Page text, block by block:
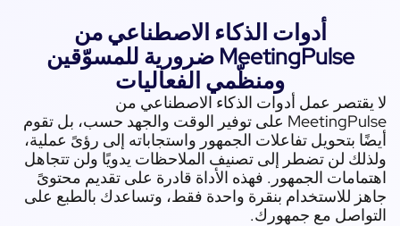
أدوات الذكاء الاصطناعي من
MeetingPulse ضرورية للمسوّقين
ومنظّمي الفعاليات
يقتصر عمل أدوات الذكاء الاصطناعي من
MeetingPulse على توفير الوقت والجهد حسب، بل تقوم
بتحويل تفاعلات الجمهور واستجاباته إلى رؤىً عملية،
لن تضطر إلى تصنيف الملاحظات يدويًا ولن تتجاهل
الجمهور. فهذه الأداة قادرة على تقديم محتوىً
للاستخدام بنقرة واحدة فقط، وتساعدك بالطبع على
مع جمهورك.